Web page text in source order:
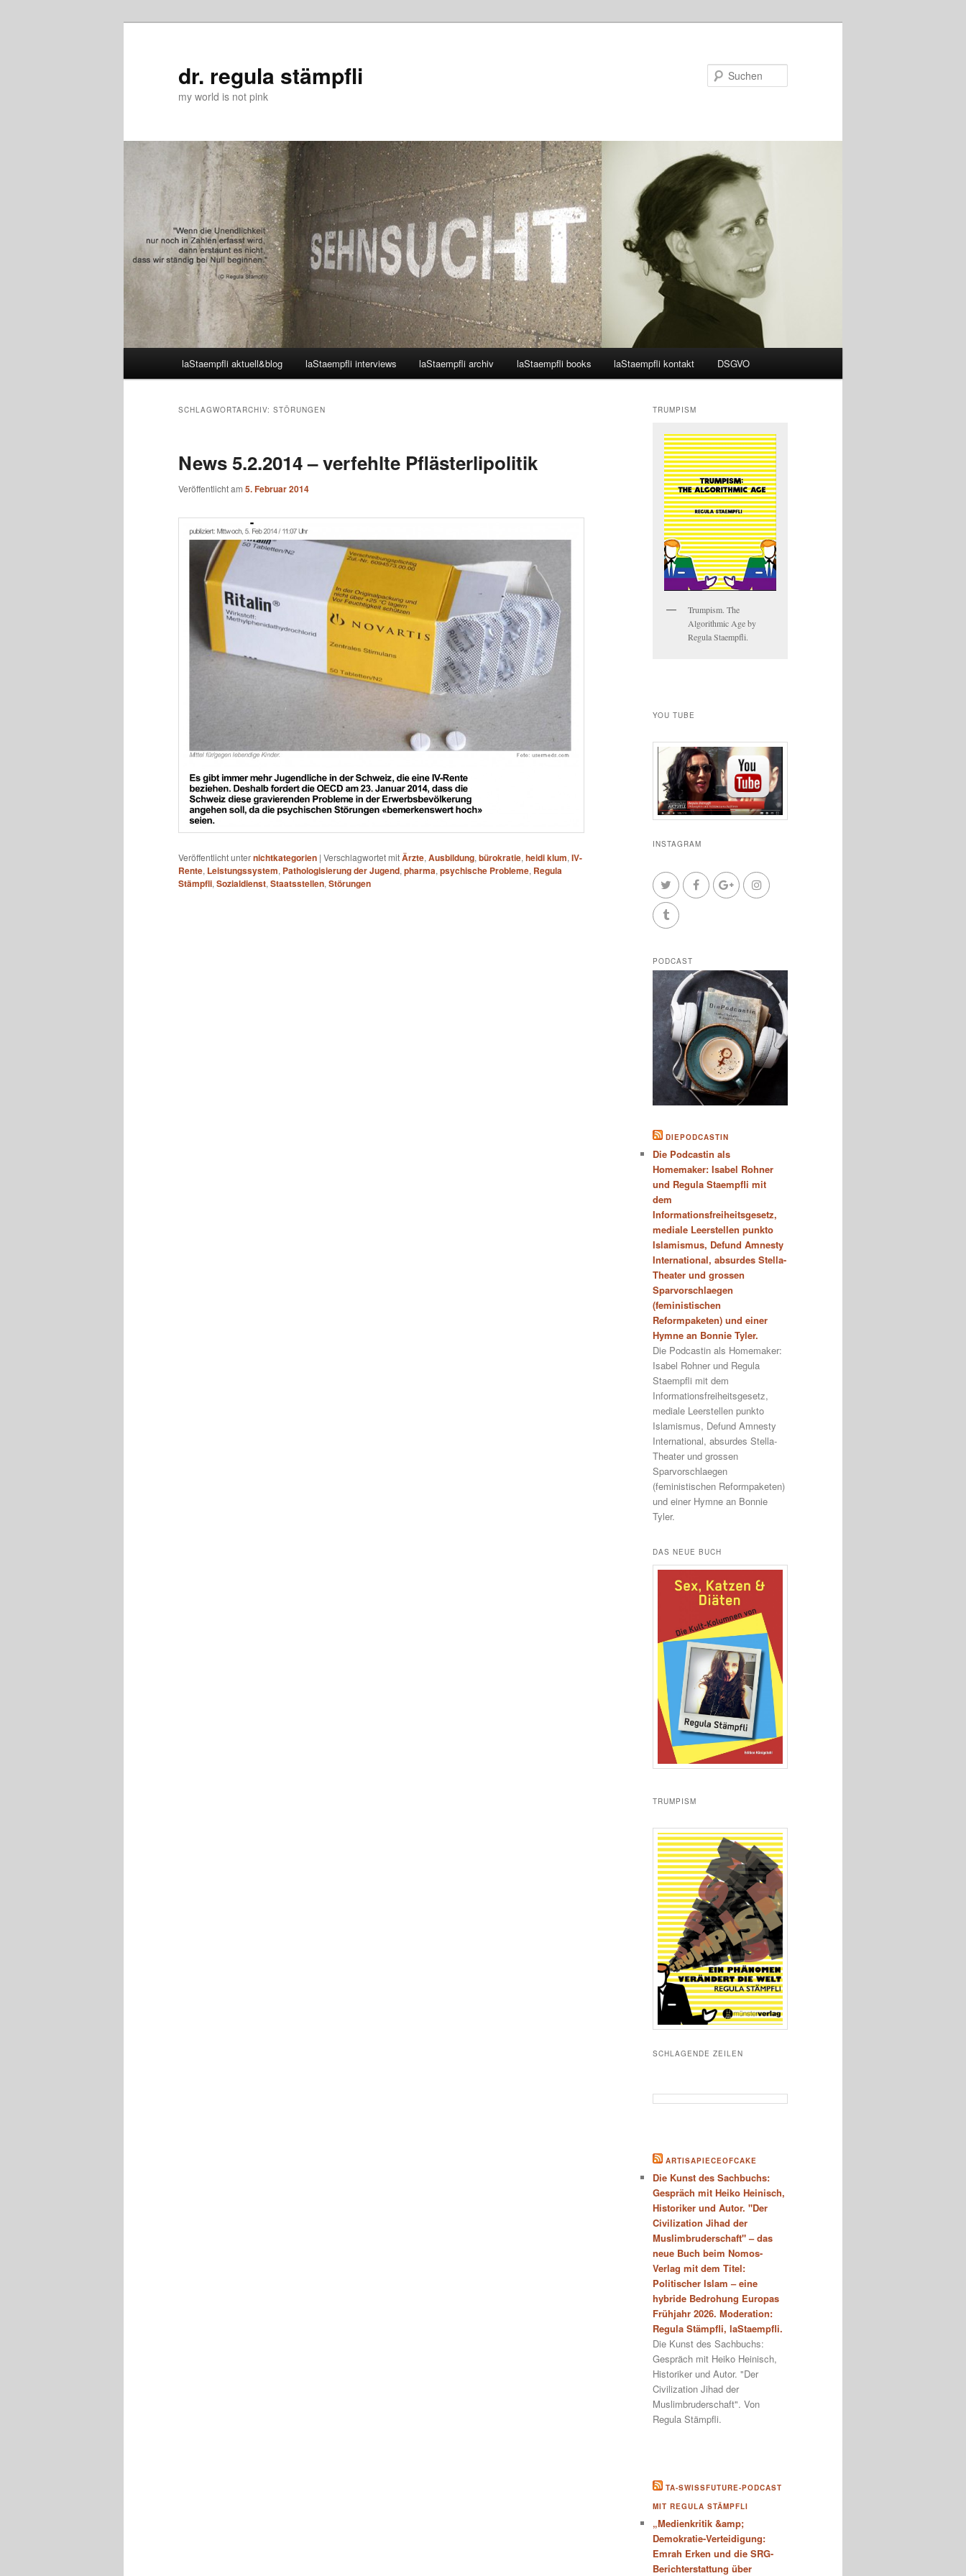
dr. regula stämpfli
my world is not pink
laStaempfli aktuell&blog laStaempfli interviews laStaempfli archiv laStaempfli books laStaempfli kontakt DSGVO
SCHLAGWORTARCHIV: STÖRUNGEN
News 5.2.2014 – verfehlte Pflästerlipolitik
Veröffentlicht am 5. Februar 2014
Veröffentlicht unternichtkategorien | Verschlagwortet mitÄrzte, Ausbildung, bürokratie, heidi klum, IV-
Rente, Leistungssystem, Pathologisierung der Jugend, pharma, psychische Probleme, Regula
Stämpfli, Sozialdienst, Staatsstellen, Störungen
TRUMPISM
Trumpism. The
Algorithmic Age by
Regula Staempfli.
YOU TUBE
INSTAGRAM
PODCAST
DIEPODCASTIN
Die Podcastin als
Homemaker: Isabel Rohner
und Regula Staempfli mit
dem
Informationsfreiheitsgesetz,
mediale Leerstellen punkto
Islamismus, Defund Amnesty
International, absurdes Stella-
Theater und grossen
Sparvorschlaegen
(feministischen
Reformpaketen) und einer
Hymne an Bonnie Tyler.
Die Podcastin als Homemaker:
Isabel Rohner und Regula
Staempfli mit dem
Informationsfreiheitsgesetz,
mediale Leerstellen punkto
Islamismus, Defund Amnesty
International, absurdes Stella-
Theater und grossen
Sparvorschlaegen
(feministischen Reformpaketen)
und einer Hymne an Bonnie
Tyler.
DAS NEUE BUCH
TRUMPISM
SCHLAGENDE ZEILEN
ARTISAPIECEOFCAKE
Die Kunst des Sachbuchs:
Gespräch mit Heiko Heinisch,
Historiker und Autor. "Der
Civilization Jihad der
Muslimbruderschaft" – das
neue Buch beim Nomos-
Verlag mit dem Titel:
Politischer Islam – eine
hybride Bedrohung Europas
Frühjahr 2026. Moderation:
Regula Stämpfli, laStaempfli.
Die Kunst des Sachbuchs:
Gespräch mit Heiko Heinisch,
Historiker und Autor. "Der
Civilization Jihad der
Muslimbruderschaft". Von
Regula Stämpfli.
TA-SWISSFUTURE-PODCAST
MIT REGULA STÄMPFLI
„Medienkritik &amp;
Demokratie-Verteidigung:
Emrah Erken und die SRG-
Berichterstattung über